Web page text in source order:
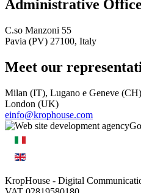
Administrative Office
C.so Manzoni 55
Pavia (PV) 27100, Italy
Meet our
Milan (IT), Lugano e Geneve
London (UK)
einfo@krophouse.com
KropHouse - Digital